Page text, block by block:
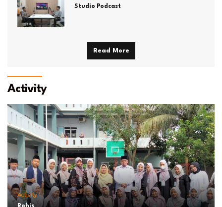
Studio Podcast
Read More
Activity
Activity